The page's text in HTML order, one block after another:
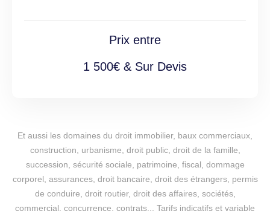
Prix entre
1 500€ & Sur Devis
Et aussi les domaines du droit immobilier, baux commerciaux,
construction, urbanisme, droit public, droit de la famille,
succession, sécurité sociale, patrimoine, fiscal, dommage
corporel, assurances, droit bancaire, droit des étrangers, permis
de conduire, droit routier, droit des affaires, sociétés,
commercial, concurrence, contrats... Tarifs indicatifs et variable